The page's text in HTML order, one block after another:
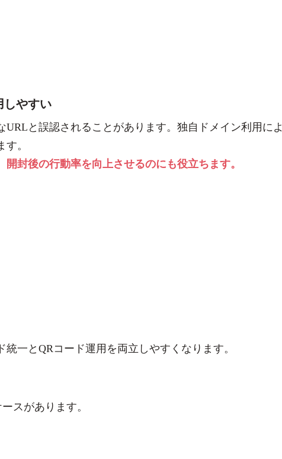
しやすい
と誤認されることがあります。独自ドメイン利用によ
。
封後の行動率を向上させるのにも役立ちます。
一とQRコード運用を両立しやすくなります。
スがあります。